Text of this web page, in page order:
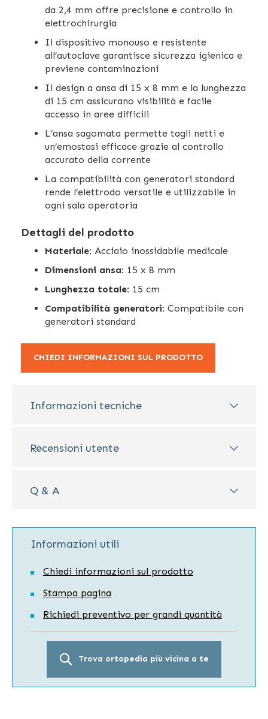
da 2,4 mm offre precisione e controllo in
elettrochirurgia
Il dispositivo monouso e resistente
all’autoclave garantisce sicurezza igienica e
previene contaminazioni
Il design a ansa di 15 x 8 mm e la lunghezza
di 15 cm assicurano visibilità e facile
accesso in aree difficili
L’ansa sagomata permette tagli netti e
un’emostasi efficace grazie al controllo
accurato della corrente
La compatibilità con generatori standard
rende l’elettrodo versatile e utilizzabile in
ogni sala operatoria
Dettagli del prodotto
Materiale: Acciaio inossidabile medicale
Dimensioni ansa: 15 x 8 mm
Lunghezza totale: 15 cm
Compatibilità generatori: Compatibile con
generatori standard
CHIEDI INFORMAZIONI SUL PRODOTTO
Informazioni tecniche
Recensioni utente
Q & A
Informazioni utili
Chiedi informazioni sul prodotto
Stampa pagina
Richiedi preventivo per grandi quantità
Trova ortopedia più vicina a te